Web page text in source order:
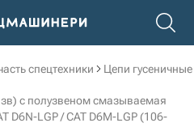
спецтехники Цепи гусеничные
с полузвеном смазываемая
D6N-LGP / CAT D6M-LGP (106-